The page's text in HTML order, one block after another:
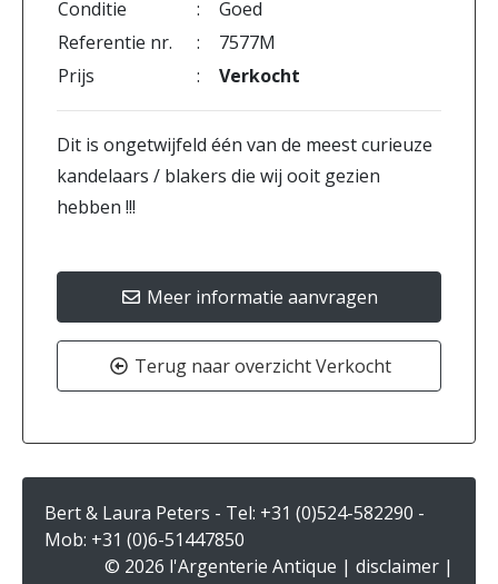
Conditie
:
Goed
Referentie nr.
:
7577M
Prijs
: Verkocht
Dit is ongetwijfeld één van de meest curieuze
kandelaars / blakers die wij ooit gezien
hebben !!!
Meer informatie aanvragen
Terug naar overzicht Verkocht
Bert & Laura Peters - Tel: +31 (0)524-582290 -
Mob: +31 (0)6-51447850
© 2026 l'Argenterie Antique | disclaimer |